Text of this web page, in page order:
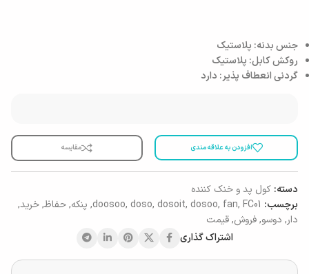
جنس بدنه: پلاستیک
روکش کابل: پلاستیک
گردنی انعطاف پذیر: دارد
افزودن به علاقه مندی مقایسه
دسته: کول پد و خنک کننده
برچسب:
doosoo, doso, dosoit, dosoo, fan, FC01
, پنکه,حفاظ,خرید,
دار, دوسو,فروش,قیمت
اشتراک گذاری